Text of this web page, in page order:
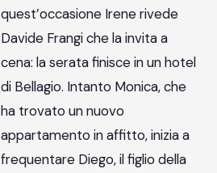
quest’occasione Irene rivede
Davide Frangi che la invita a
cena: la serata finisce in un hotel
di Bellagio. Intanto Monica, che
ha trovato un nuovo
appartamento in affitto, inizia a
frequentare Diego, il figlio della